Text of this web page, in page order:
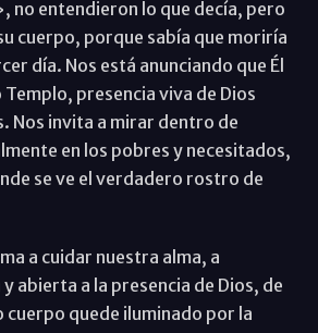
no entendieron lo que decía, pero
cuerpo, porque sabía que moriría
día. Nos está anunciando que Él
Templo, presencia viva de Dios
Nos invita a mirar dentro de
en los pobres y necesitados,
se ve el verdadero rostro de
a cuidar nuestra alma, a
abierta a la presencia de Dios, de
cuerpo quede iluminado por la